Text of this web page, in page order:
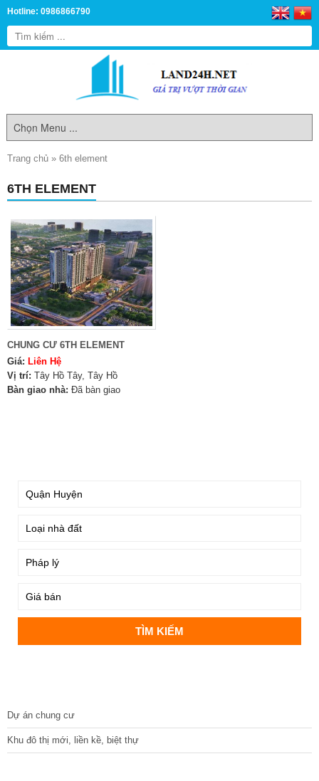
Hotline: 0986866790
Trang chủ » 6th element
6TH ELEMENT
CHUNG CƯ 6TH ELEMENT
Giá: Liên Hệ
Vị trí: Tây Hồ Tây, Tây Hồ
Bàn giao nhà: Đã bàn giao
Dự án chung cư
Khu đô thị mới, liền kề, biệt thự